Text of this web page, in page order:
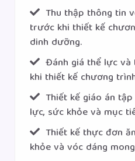
Thu thập thông tin
trước khi thiết kế
dinh dưỡng.
Đánh giá thể lực
khi thiết kế chương
Thiết kế giáo án
lực, sức khỏe và mục
Thiết kế thực đơn
khỏe và vóc dáng